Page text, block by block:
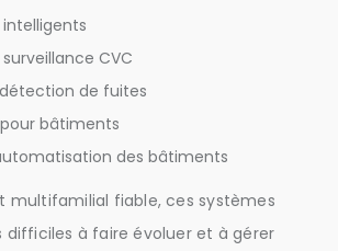
CVC
de fuites
bâtiments
des bâtiments
multifamilial fiable, ces systèmes
difficiles à faire évoluer et à gérer